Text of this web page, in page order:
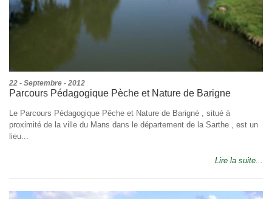
22 - Septembre - 2012
Parcours Pédagogique Pèche et Nature de Barigne
Le Parcours Pédagogique Pêche et Nature de Barigné , situé à
proximité de la ville du Mans dans le département de la Sarthe , est un
lieu...
Lire la suite...